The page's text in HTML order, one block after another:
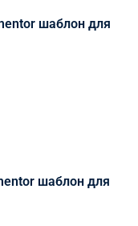
шаблон для
шаблон для